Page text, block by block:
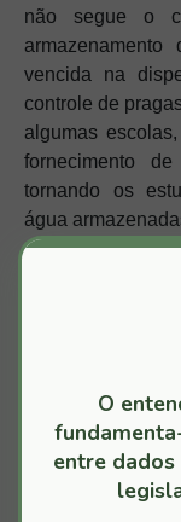
não segue o
vencida na
controle de
algumas
fornecimento
tornando os
água
O Ministério
Camila
achados
prazo para a
alimentação
O
entre